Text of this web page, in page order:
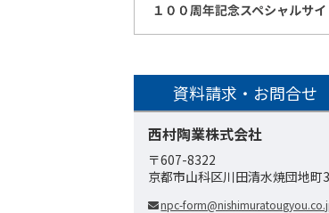
資料請求・お問合せ
西村陶業株式会社
〒607-8322
京都市山科区川田清水焼団地町
npc-